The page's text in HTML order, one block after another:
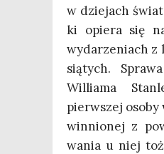
w dzie­jach
ki opie­ra się
wyda­rze­niach
sią­tych.
Wil­lia­ma
pierw­szej
win­nio­nej z
wa­nia u niej